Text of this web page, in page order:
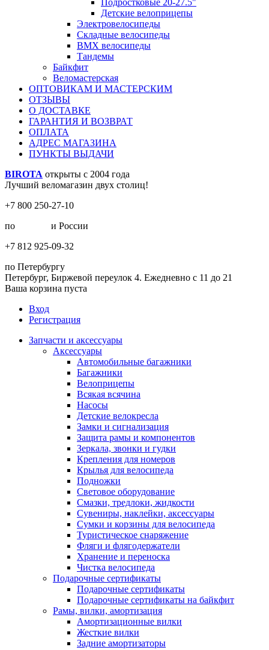
Детские велоприцепы
Электровелосипеды
Складные велосипеды
BMX велосипеды
Тандемы
Байкфит
Веломастерская
ОПТОВИКАМ И МАСТЕРСКИМ
ОТЗЫВЫ
О ДОСТАВКЕ
ГАРАНТИЯ И ВОЗВРАТ
ОПЛАТА
АДРЕС МАГАЗИНА
ПУНКТЫ ВЫДАЧИ
BIROTA открыты с 2004 года
Лучший веломагазин двух столиц!
+7 800 250-27-10
по
и России
+7 812 925-09-32
по Петербургу
Петербург, Биржевой переулок 4. Ежедневно с 11 до 21
Ваша корзина пуста
Вход
Регистрация
Запчасти и аксессуары
Аксессуары
Автомобильные багажники
Багажники
Велоприцепы
Всякая всячина
Насосы
Детские велокресла
Замки и сигнализация
Защита рамы и компонентов
Зеркала, звонки и гудки
Крепления для номеров
Крылья для велосипеда
Подножки
Световое оборудование
Смазки, тредлоки, жидкости
Сувениры, наклейки, аксессуары
Сумки и корзины для велосипеда
Туристическое снаряжение
Фляги и флягодержатели
Хранение и переноска
Чистка велосипеда
Подарочные сертификаты
Подарочные сертификаты
Подарочные сертификаты на байкфит
Рамы, вилки, амортизация
Амортизационные вилки
Жесткие вилки
Задние амортизаторы